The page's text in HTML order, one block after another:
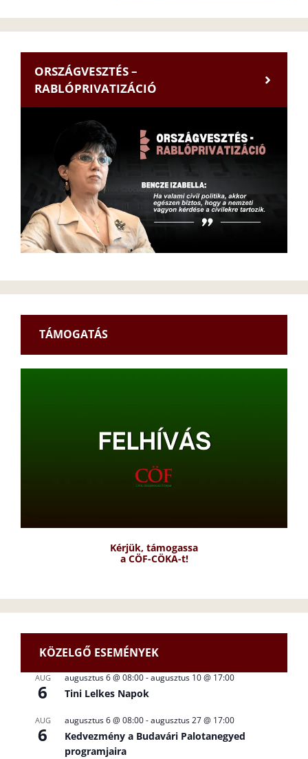
ORSZÁGVESZTÉS –
RABLÓPRIVATIZÁCIÓ
TÁMOGATÁS
Kérjük, támogassa
a CÖF-CÖKA-t!
KÖZELGŐ ESEMÉNYEK
AUG
6
augusztus 6 @ 08:00-augusztus 10 @ 17:00
Tini Lelkes Napok
AUG
6
augusztus 6 @ 08:00-augusztus 27 @ 17:00
Kedvezmény a Budavári Palotanegyed
programjaira